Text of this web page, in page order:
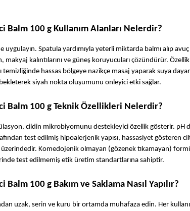
Balm 100 g Kullanım Alanları Nelerdir?
Spatula yardımıyla yeterli miktarda balmı alıp
makyaj kalıntılarını ve güneş koruyucuları çözündürür.
hassas bölgeye nazikçe masaj yaparak suya
siyah nokta oluşumunu önleyici etki sağlar.
Balm 100 g Teknik Özellikleri Nelerdir?
cildin mikrobiyomunu destekleyici özellik gösterir. pH
test edilmiş hipoalerjenik yapısı, hassasiyet gösteren
Komedojenik olmayan (gözenek tıkamayan)
test edilmemiş etik üretim standartlarına sahiptir.
100 g Bakım ve Saklama Nasıl Yapılır?
uzak, serin ve kuru bir ortamda muhafaza edin. Her